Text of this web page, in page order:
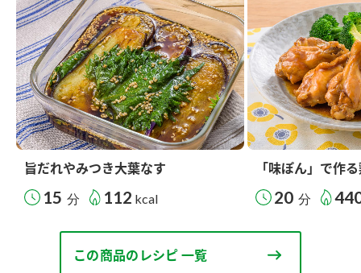
旨だれやみつき大葉なす
15 分 112 kcal
「味ぽん」で作
20 分
この商品のレシピ 一覧